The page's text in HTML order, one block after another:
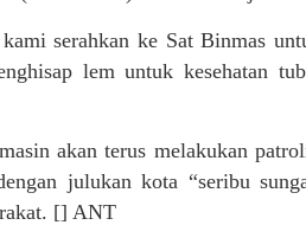
serahkan ke Sat Binmas
lem untuk kesehatan
akan terus melakukan
julukan kota “seribu
[] ANT